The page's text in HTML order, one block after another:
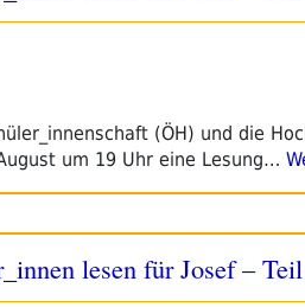
(ÖH) und die
um 19 Uhr eine Lesung…
lesen für Josef –